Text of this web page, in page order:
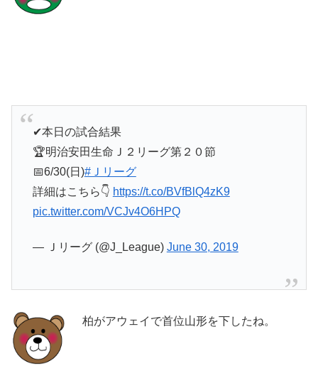
✔︎本日の試合結果
🏆明治安田生命Ｊ２リーグ第２０節
📅6/30(日)#Ｊリーグ
詳細はこちら👇 https://t.co/BVfBlQ4zK9
pic.twitter.com/VCJv4O6HPQ
— Ｊリーグ (@J_League) June 30, 2019
柏がアウェイで首位山形を下したね。